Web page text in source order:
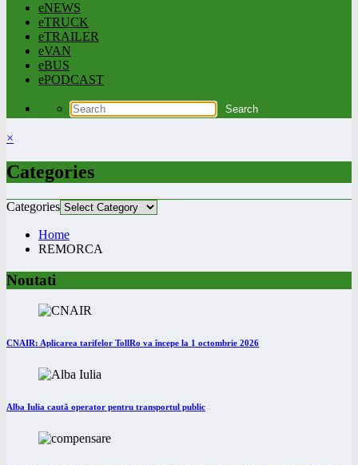
eNEWS
eTRUCK
eTRAILER
eVAN
eBUS
ePODCAST
×
Categories
Categories
Home
REMORCA
Noutati
CNAIR: Aplicarea tarifelor TollRo va începe la 1 octombrie 2026
Alba Iulia caută operator pentru transportul public